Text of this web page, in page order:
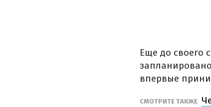
Еще до своего
впервые
СМОТРИТЕ ТАКЖЕ